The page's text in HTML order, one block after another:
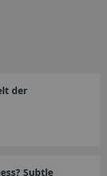
der
Subtle